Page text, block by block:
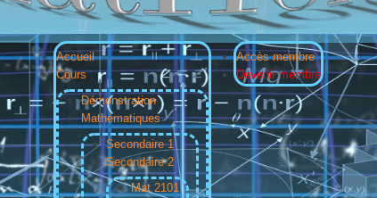
Accueil
Cours
Démonstration
Mathématiques
Secondaire 1
Secondaire 2
Mat 2101
Accès membre
Devenir membre